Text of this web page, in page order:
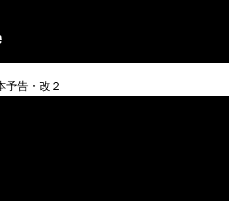
予告・改２